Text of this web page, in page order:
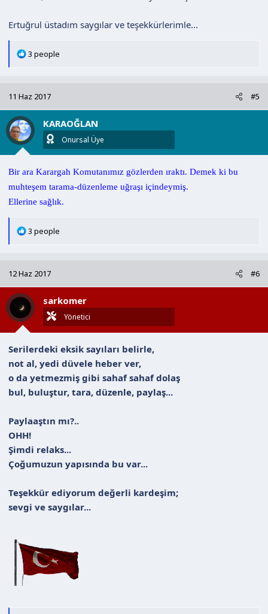
Ertuğrul üstadım saygılar ve teşekkürlerimle...
T
i
l
e
r
3 people
11 Haz 2017 #5
KARAOĞLAN
Onursal Üye
Bir ara Karargah Komutanımız gözlerden ıraktı. Demek ki bu
muhteşem tarama-düzenleme uğraşı içindeymiş.
Ellerine sağlık.
T
i
l
e
r
3 people
12 Haz 2017 #6
sarkomer
Yönetici
Serilerdeki eksik sayıları belirle,
not al, yedi düvele heber ver,
o da yetmezmiş gibi sahaf sahaf dolaş
bul, buluştur, tara, düzenle, paylaş...
Paylaaştın mı?..
OHH!
Şimdi relaks...
Çoğumuzun yapısında bu var...
Teşekkür ediyorum değerli kardeşim;
sevgi ve saygılar...